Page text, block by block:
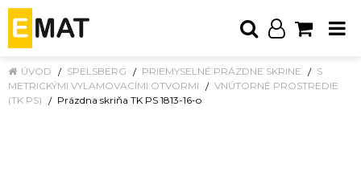
ÚVOD SPELSBERG PRIEMYSELNÉ PRÁZDNE SKRINE
S
METRICKÝMI VYLAMOVACÍMI OTVORMI
VNÚTORNÉ PROSTREDIE
(TK PS)
Prázdna skriňa TK PS 1813-16-o